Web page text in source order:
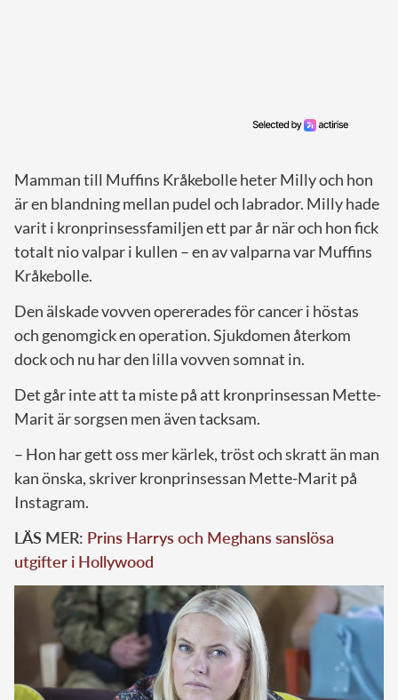
Mamman till Muffins Kråkebolle heter Milly och hon
är en blandning mellan pudel och labrador. Milly hade
varit i kronprinsessfamiljen ett par år när och hon fick
totalt nio valpar i kullen – en av valparna var Muffins
Kråkebolle.
Den älskade vovven opererades för cancer i höstas
och genomgick en operation. Sjukdomen återkom
dock och nu har den lilla vovven somnat in.
Det går inte att ta miste på att kronprinsessan Mette-
Marit är sorgsen men även tacksam.
– Hon har gett oss mer kärlek, tröst och skratt än man
kan önska, skriver kronprinsessan Mette-Marit på
Instagram.
LÄS MER: Prins Harrys och Meghans sanslösa
utgifter i Hollywood